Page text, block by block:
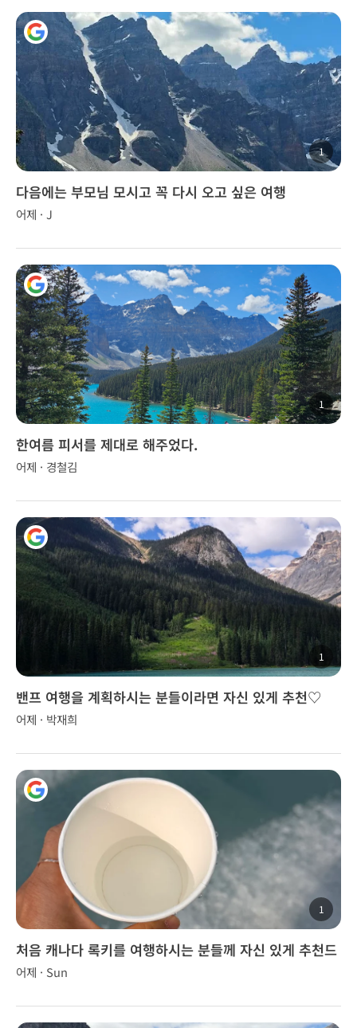
1
다음에는 부모님 모시고 꼭 다시 오고 싶은 여행
어제 · J
1
한여름 피서를 제대로 해주었다.
어제 · 경철김
1
밴프 여행을 계획하시는 분들이라면 자신 있게 추천♡
어제 · 박재희
1
처음 캐나다 록키를 여행하시는 분들께 자신 있게 추천드
립니다.
어제 · Sun